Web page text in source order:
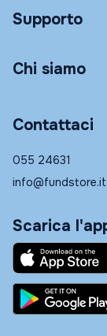
Supporto
Chi siamo
Contattaci
055 24631
info@fundstore.it
Scarica